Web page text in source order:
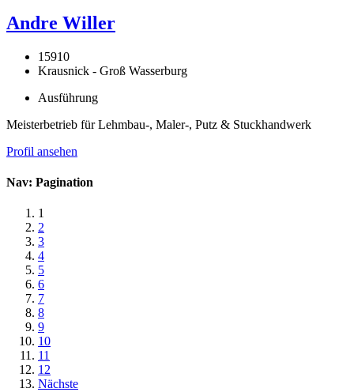
Andre Willer
15910
Krausnick - Groß Wasserburg
Ausführung
Meisterbetrieb für Lehmbau-, Maler-, Putz & Stuckhandwerk
Profil ansehen
Nav: Pagination
1
2
3
4
5
6
7
8
9
10
11
12
Nächste